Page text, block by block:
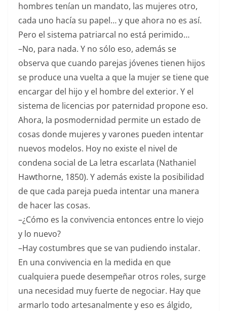
hombres tenían un mandato, las mujeres otro,
cada uno hacía su papel… y que ahora no es así.
Pero el sistema patriarcal no está perimido…
–No, para nada. Y no sólo eso, además se
observa que cuando parejas jóvenes tienen hijos
se produce una vuelta a que la mujer se tiene que
encargar del hijo y el hombre del exterior. Y el
sistema de licencias por paternidad propone eso.
Ahora, la posmodernidad permite un estado de
cosas donde mujeres y varones pueden intentar
nuevos modelos. Hoy no existe el nivel de
condena social de La letra escarlata (Nathaniel
Hawthorne, 1850). Y además existe la posibilidad
de que cada pareja pueda intentar una manera
de hacer las cosas.
–¿Cómo es la convivencia entonces entre lo viejo
y lo nuevo?
–Hay costumbres que se van pudiendo instalar.
En una convivencia en la medida en que
cualquiera puede desempeñar otros roles, surge
una necesidad muy fuerte de negociar. Hay que
armarlo todo artesanalmente y eso es álgido,